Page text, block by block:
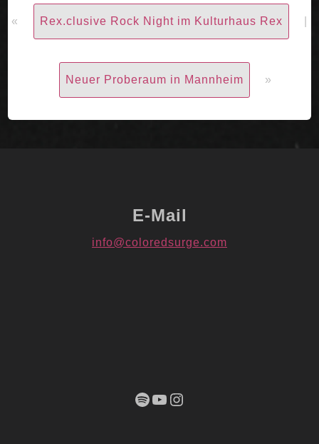
« Rex.clusive Rock Night im Kulturhaus Rex
Neuer Proberaum in Mannheim »
E-Mail
info@coloredsurge.com
Spotify
YouTube
Instagram